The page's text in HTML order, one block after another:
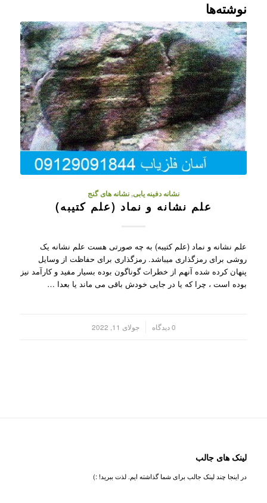
نوشته‌ها
نشانه دفینه یابی,نشانه های گنج
علم نشانه و نماد (علم کتیبه)
علم نشانه و نماد (علم کتیبه) به چه صورتی هست علم نشانه یک
روشی برای رمزگذاری میباشد. رمزگذاری برای حفاظت از وسایل
پنهان کرده شده آنهم از خطرات گوناگون بوده بسیار مفید و کارآمد نیز
بوده است ، چرا که یا در جایی خودش باقی می ماند یا بعدا …
0 دیدگاه جولای 11, 2022
لینک های جالب
در اینجا چند لینک جالب برای شما گذاشته ایم. لذت ببرید! :)